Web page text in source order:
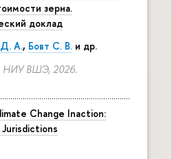
зерна.
доклад
Д. А., Бовт С. В. и др.
НИУ ВШЭ, 2026.
Change Inaction: